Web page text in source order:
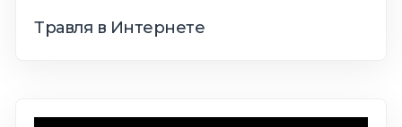
Травля в Интернете